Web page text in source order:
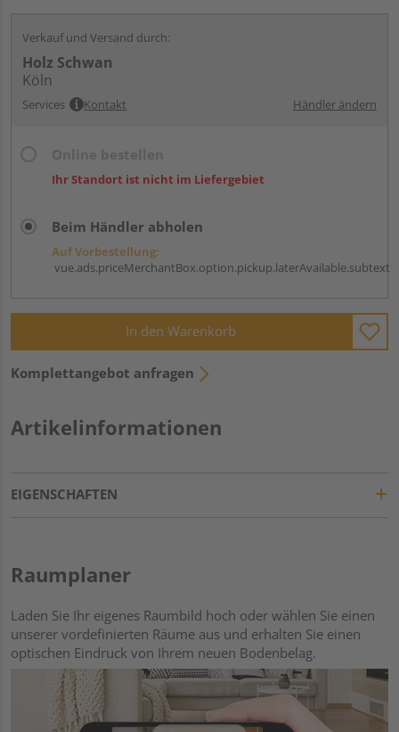
Verkauf und Versand durch:
Holz Schwan
Köln
Services Kontakt Händler ändern
Ihr Standort ist nicht im Liefergebiet
Beim Händler abholen
Auf Vorbestellung:
vue.ads.priceMerchantBox.option.pickup.laterAvailable.subtext
In den Warenkorb
Komplettangebot anfragen
Artikelinformationen
EIGENSCHAFTEN
Raumplaner
Laden Sie Ihr eigenes Raumbild hoch oder wählen Sie einen
unserer vordefinierten Räume aus und erhalten Sie einen
optischen Eindruck von Ihrem neuen Bodenbelag.